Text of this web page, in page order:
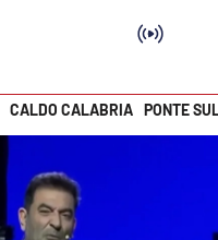
CALDO CALABRIA PONTE